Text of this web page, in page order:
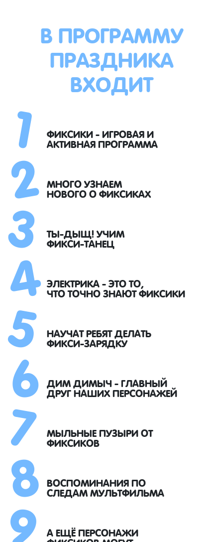
В ПРОГРАММУ
ПРАЗДНИКА
ВХОДИТ
ФИКСИКИ - ИГРОВАЯ И
АКТИВНАЯ ПРОГРАММА
МНОГО УЗНАЕМ
НОВОГО О ФИКСИКАХ
ТЫ-ДЫЩ! УЧИМ
ФИКСИ-ТАНЕЦ
ЭЛЕКТРИКА - ЭТО ТО,
ЧТО ТОЧНО ЗНАЮТ ФИКСИКИ
НАУЧАТ РЕБЯТ ДЕЛАТЬ
ФИКСИ-ЗАРЯДКУ
ДИМ ДИМЫЧ - ГЛАВНЫЙ
ДРУГ НАШИХ ПЕРСОНАЖЕЙ
МЫЛЬНЫЕ ПУЗЫРИ ОТ
ФИКСИКОВ
ВОСПОМИНАНИЯ ПО
СЛЕДАМ МУЛЬТФИЛЬМА
А ЕЩЁ ПЕРСОНАЖИ